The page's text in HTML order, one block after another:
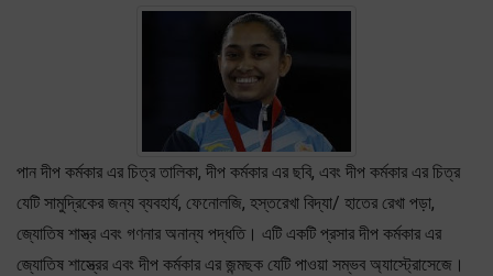
পান দীপ কর্মকার এর চিত্র তালিকা, দীপ কর্মকার এর ছবি, এবং দীপ কর্মকার এর চিত্র
যেটি সামুদ্রিকের জন্য ব্যবহার্য, ফেনোলজি, হস্তরেখা বিদ্যা/ হাতের রেখা পড়া,
জ্যোতিষ শাস্ত্র এবং গণনার অনান্য পদ্ধতি। এটি একটি প্রসার দীপ কর্মকার এর
জ্যোতিষ শাস্ত্রের এবং দীপ কর্মকার এর জন্মছক যেটি পাওয়া সম্ভব অ্যাস্ট্রোসেজে।